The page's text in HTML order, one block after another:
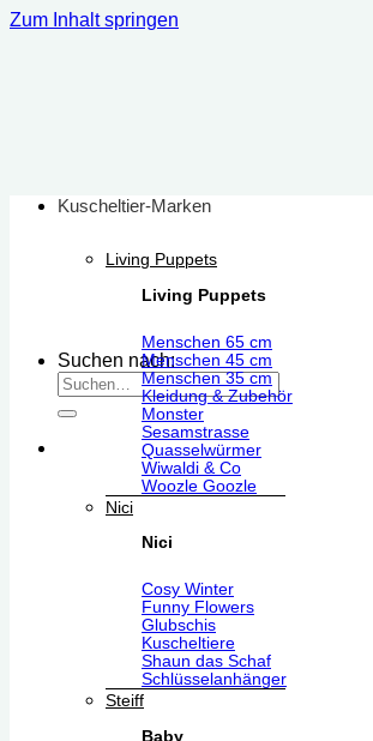
Zum Inhalt springen
Suchen nach:
Kuscheltier-Marken
Living Puppets
Living Puppets
Menschen 65 cm
Menschen 45 cm
Menschen 35 cm
Kleidung & Zubehör
Monster
Sesamstrasse
Quasselwürmer
Wiwaldi & Co
Woozle Goozle
Nici
Nici
Cosy Winter
Funny Flowers
Glubschis
Kuscheltiere
Shaun das Schaf
Schlüsselanhänger
Steiff
Baby